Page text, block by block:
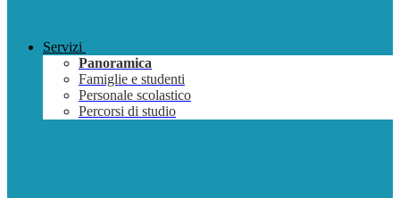
Servizi
Panoramica
Famiglie e studenti
Personale scolastico
Percorsi di studio